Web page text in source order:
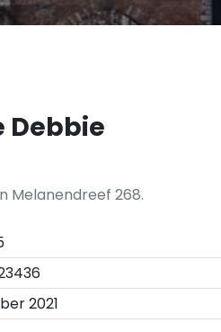
Debbie
Melanendreef 268.
2021